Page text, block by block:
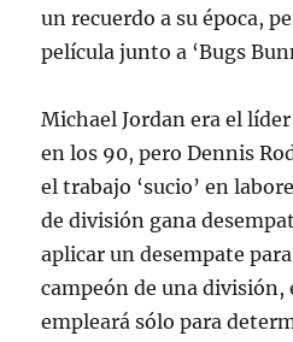
un recuerdo a su época,
película junto a ‘Bugs
Michael Jordan era el
en los 90, pero Dennis
el trabajo ‘sucio’ en
de división gana
aplicar un desempate
campeón de una división,
empleará sólo para